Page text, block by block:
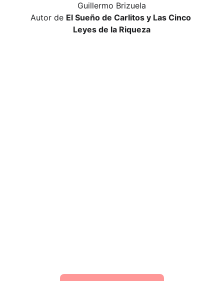
Guillermo Brizuela
Autor de El Sueño de Carlitos y Las Cinco
Leyes de la Riqueza